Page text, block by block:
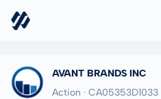
AVANT BRANDS INC
Action · CA05353D1033